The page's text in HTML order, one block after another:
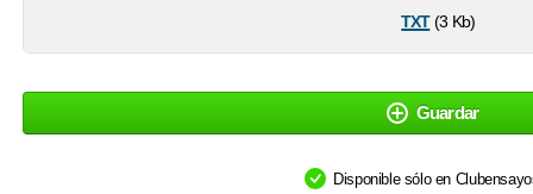
txt(3 Kb)
Guardar
Disponible sólo en